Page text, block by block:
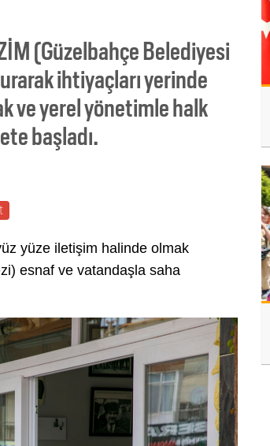
(Güzelbahçe Belediyesi
ihtiyaçları yerinde
ve yerel yönetimle halk
başladı.
yüze iletişim halinde olmak
esnaf ve vatandaşla saha